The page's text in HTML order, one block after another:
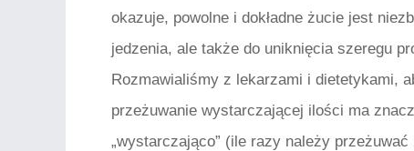
okazuje, powolne i dokładne żucie jest
jedzenia, ale także do uniknięcia szeregu
Rozmawialiśmy z lekarzami i dietetykami,
przeżuwanie wystarczającej ilości ma
„wystarczająco” (ile razy należy